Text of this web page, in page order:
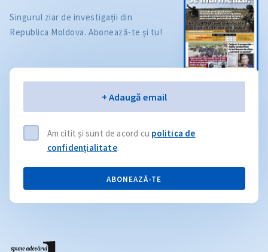
Singurul ziar de investigații din
Republica Moldova. Abonează-te și tu!
+ Adaugă email
Am citit și sunt de acord cu politica de
confidențialitate.
ABONEAZĂ-TE